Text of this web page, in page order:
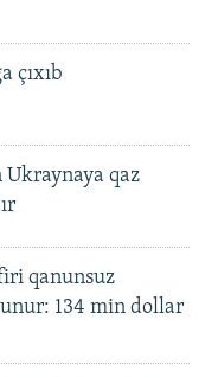
çıxıb
Ukraynaya qaz
qanunsuz
134 min dollar